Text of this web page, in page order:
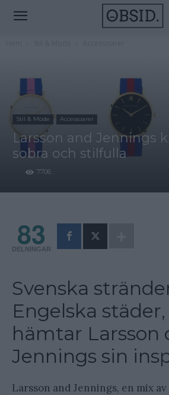
Stil & Mode Accessoarer
Larsson and Jennings
sobra och stilfulla
7706
83
DELNINGAR
Svenska
Engelska
hämtar Larsson
Jennings sin
Larsson and Jennings, en mix